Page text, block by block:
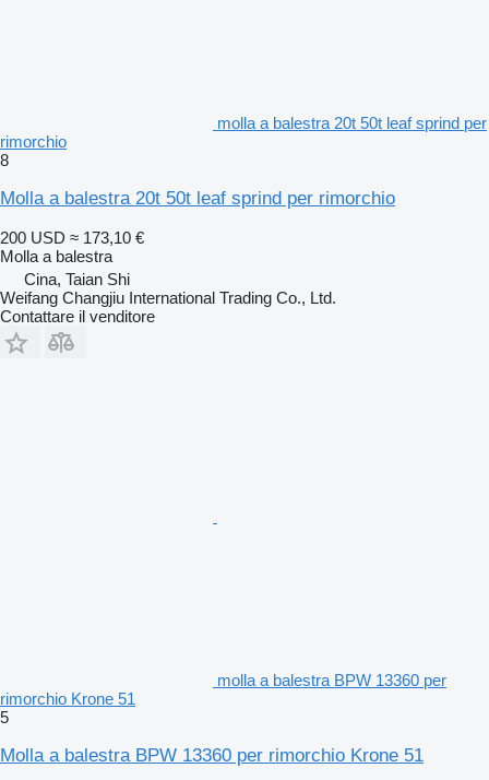
molla a balestra 20t 50t leaf sprind per
rimorchio
8
Molla a balestra 20t 50t leaf sprind per rimorchio
200 USD ≈ 173,10 €
Molla a balestra
Cina, Taian Shi
Weifang Changjiu International Trading Co., Ltd.
Contattare il venditore
molla a balestra BPW 13360 per
rimorchio Krone 51
5
Molla a balestra BPW 13360 per rimorchio Krone 51